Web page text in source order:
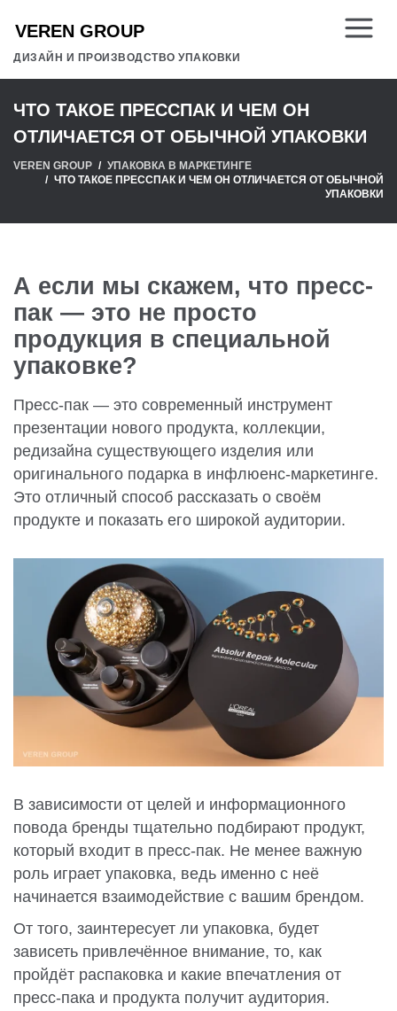
ДИЗАЙН И ПРОИЗВОДСТВО УПАКОВКИ
ЧТО ТАКОЕ ПРЕССПАК И ЧЕМ ОН
ОТЛИЧАЕТСЯ ОТ ОБЫЧНОЙ УПАКОВКИ
VEREN GROUP
УПАКОВКА В МАРКЕТИНГЕ
ЧТО ТАКОЕ ПРЕССПАК И ЧЕМ ОН ОТЛИЧАЕТСЯ ОТ ОБЫЧНОЙ
УПАКОВКИ
А если мы скажем, что пресс-
пак — это не просто
продукция в специальной
упаковке?
Пресс-пак — это современный инструмент
презентации нового продукта, коллекции,
редизайна существующего изделия или
оригинального подарка в инфлюенс-маркетинге.
Это отличный способ рассказать о своём
продукте и показать его широкой аудитории.
В зависимости от целей и информационного
повода бренды тщательно подбирают продукт,
который входит в пресс-пак. Не менее важную
роль играет упаковка, ведь именно с неё
начинается взаимодействие с вашим брендом.
От того, заинтересует ли упаковка, будет
зависеть привлечённое внимание, то, как
пройдёт распаковка и какие впечатления от
пресс-пака и продукта получит аудитория.